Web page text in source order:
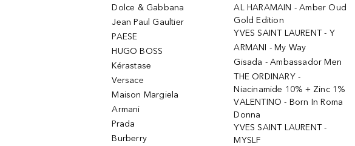
Dolce & Gabbana
Jean Paul Gaultier
PAESE
HUGO BOSS
Kérastase
Versace
Maison Margiela
Armani
Prada
Burberry
AL HARAMAIN - Amber Oud
Gold Edition
YVES SAINT LAURENT - Y
ARMANI - My Way
Gisada - Ambassador Men
THE ORDINARY -
Niacinamide 10% + Zinc 1%
VALENTINO - Born In Roma
Donna
YVES SAINT LAURENT -
MYSLF